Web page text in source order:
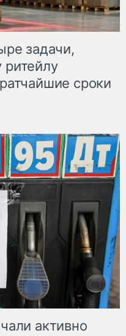
задачи,
ритейлу
сроки
активно